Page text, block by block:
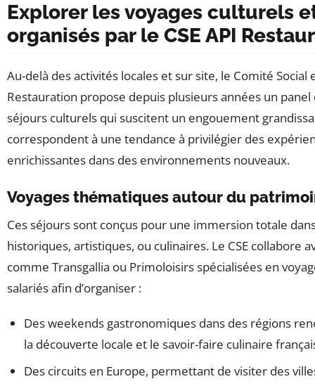
Explorer les voyages culturels
organisés par le CSE API
Au-delà des activités locales et sur site, le Comité Social
Restauration propose depuis plusieurs années un panel
séjours culturels qui suscitent un engouement
correspondent à une tendance à privilégier des
enrichissantes dans des environnements nouveaux.
Voyages thématiques autour du
Ces séjours sont conçus pour une immersion totale
historiques, artistiques, ou culinaires. Le CSE collabore
comme Transgallia ou Primoloisirs spécialisées en
salariés afin d’organiser :
Des weekends gastronomiques dans des régions
la découverte locale et le savoir-faire culinaire
Des circuits en Europe, permettant de visiter des